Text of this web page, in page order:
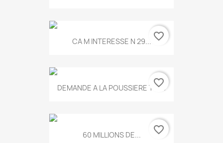
CA M INTERESSE N 29... favorite_border
DEMANDE A LA POUSSIERE T.778
favorite_border
60 MILLIONS DE... favorite_border